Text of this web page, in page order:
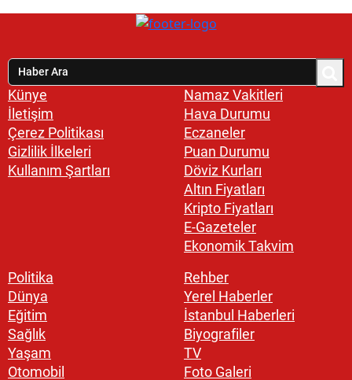
Künye
İletişim
Çerez Politikası
Gizlilik İlkeleri
Kullanım Şartları
Namaz Vakitleri
Hava Durumu
Eczaneler
Puan Durumu
Döviz Kurları
Altın Fiyatları
Kripto Fiyatları
E-Gazeteler
Ekonomik Takvim
Politika
Dünya
Eğitim
Sağlık
Yaşam
Otomobil
Rehber
Yerel Haberler
İstanbul Haberleri
Biyografiler
TV
Foto Galeri